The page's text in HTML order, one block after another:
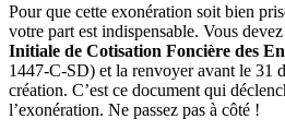
Pour que cette exonération soit bien
votre part est indispensable. Vous
Initiale de Cotisation Foncière des
1447-C-SD) et la renvoyer avant le 31
création. C’est ce document qui
l’exonération. Ne passez pas à côté !